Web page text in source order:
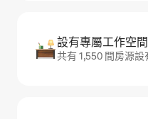
設有專屬工作空
共有 1,550 間房源